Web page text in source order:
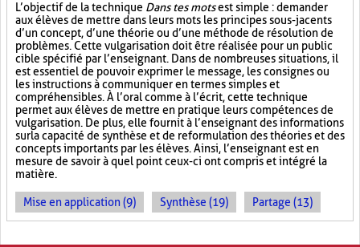
L’objectif de la technique Dans tes motsest simple : demander
aux élèves de mettre dans leurs mots les principes sous-jacents
d’un concept, d’une théorie ou d’une méthode de résolution de
problèmes. Cette vulgarisation doit être réalisée pour un public
cible spécifié par l’enseignant. Dans de nombreuses situations, il
est essentiel de pouvoir exprimer le message, les consignes ou
les instructions à communiquer en termes simples et
compréhensibles. À l’oral comme à l’écrit, cette technique
permet aux élèves de mettre en pratique leurs compétences de
vulgarisation. De plus, elle fournit à l’enseignant des informations
sur la capacité de synthèse et de reformulation des théories et des
concepts importants par les élèves. Ainsi, l’enseignant est en
mesure de savoir à quel point ceux-ci ont compris et intégré la
matière.
Mise en application (9) Synthèse (19) Partage (13)
PAGES